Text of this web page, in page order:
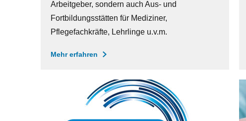
Arbeitgeber, sondern auch Aus- und
Fortbildungsstätten für Mediziner,
Pflegefachkräfte, Lehrlinge u.v.m.
Mehr erfahren